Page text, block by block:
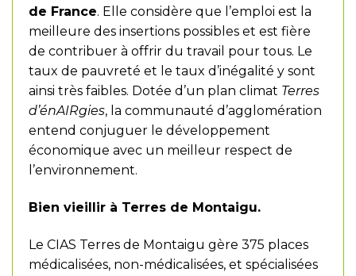
de France. Elle considère que l’emploi est la
meilleure des insertions possibles et est fière
de contribuer à offrir du travail pour tous. Le
taux de pauvreté et le taux d’inégalité y sont
ainsi très faibles. Dotée d’un plan climat Terres
d’énAIRgies, la communauté d’agglomération
entend conjuguer le développement
économique avec un meilleur respect de
l’environnement.
Bien vieillir à Terres de Montaigu.
Le CIAS Terres de Montaigu gère 375 places
médicalisées, non-médicalisées, et spécialisées